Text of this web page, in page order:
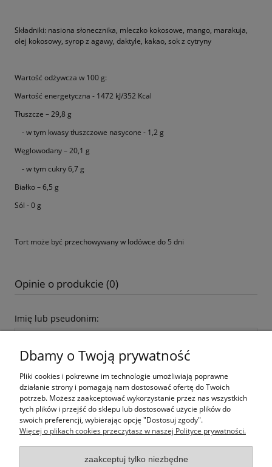
Składniki: nasiona słonecznika, mleczko kokosowe, mango, marakuja,
olej kokosowy, syrop z agawy, daktyle, kakao, sok z cytryny
Wartość odżywcza w 100 g:
Wartość energetyczna - 1472 kJ/352 Kcal
Tłuszcze – 29,8 g
- w tym kwasy tłuszczowe nasycone - 1,2 g
Węglowodany – 20,1 g
- w tym cukry 6,7 g
Białko – 6,5 g
Sól - 0 g
Tort może być przechowywany w lodówce do 5 dni
Opinie o produkcie (0)
Imię lub pseudonim:
Twoja opinia:
Dbamy o Twoją prywatność
Pliki cookies i pokrewne im technologie umożliwiają poprawne
działanie strony i pomagają nam dostosować ofertę do Twoich
potrzeb. Możesz zaakceptować wykorzystanie przez nas wszystkich
tych plików i przejść do sklepu lub dostosować użycie plików do
swoich preferencji, wybierając opcję "Dostosuj zgody".
Więcej o plikach cookies przeczytasz w naszej Polityce prywatności.
zaakceptuj tylko niezbędne